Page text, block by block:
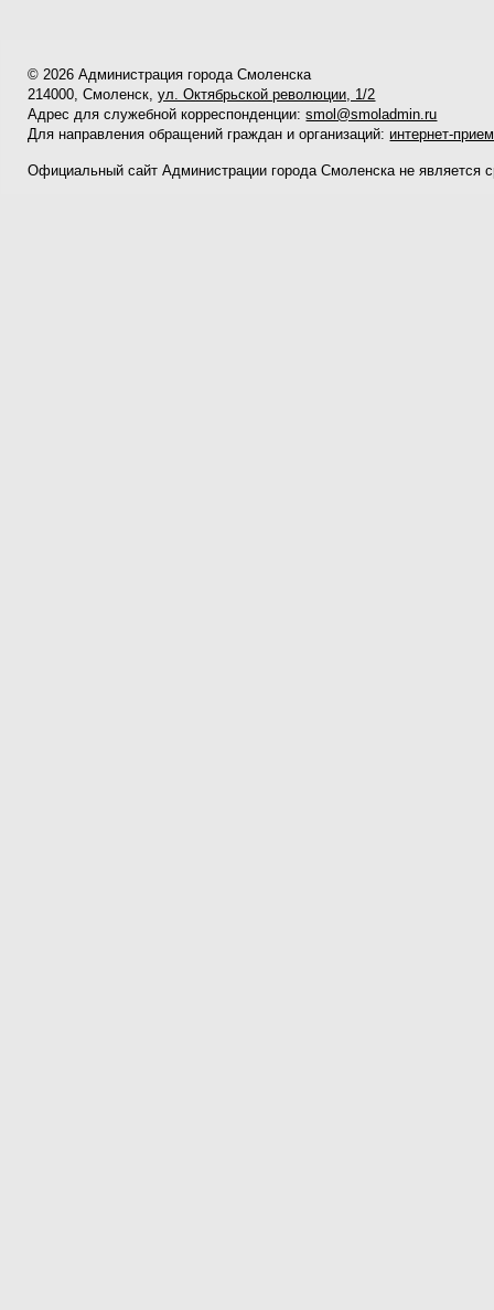
© 2026 Администрация города Смоленска
214000, Смоленск,ул. Октябрьской революции, 1/2
Адрес для служебной корреспонденции:smol@smoladmin.ru
Для направления обращений граждан и организаций: интернет-
Официальный сайт Администрации города Смоленска не является